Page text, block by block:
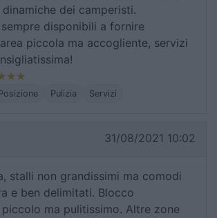
dei camperisti.
disponibili a fornire
piccola ma accogliente, servizi
Pulizia Servizi
31/08/2021 10:02
stalli non grandissimi ma comodi
e ben delimitati. Blocco
ma pulitissimo. Altre zone